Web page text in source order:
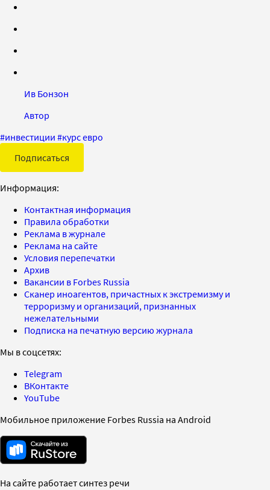
Ив Бонзон
Автор
#инвестиции #курс евро
Подписаться
Информация:
Контактная информация
Правила обработки
Реклама в журнале
Реклама на сайте
Условия перепечатки
Архив
Вакансии в Forbes Russia
Сканер иноагентов, причастных к экстремизму и
терроризму и организаций, признанных
нежелательными
Подписка на печатную версию журнала
Мы в соцсетях:
Telegram
ВКонтакте
YouTube
Мобильное приложение Forbes Russia на Android
На сайте работает синтез речи